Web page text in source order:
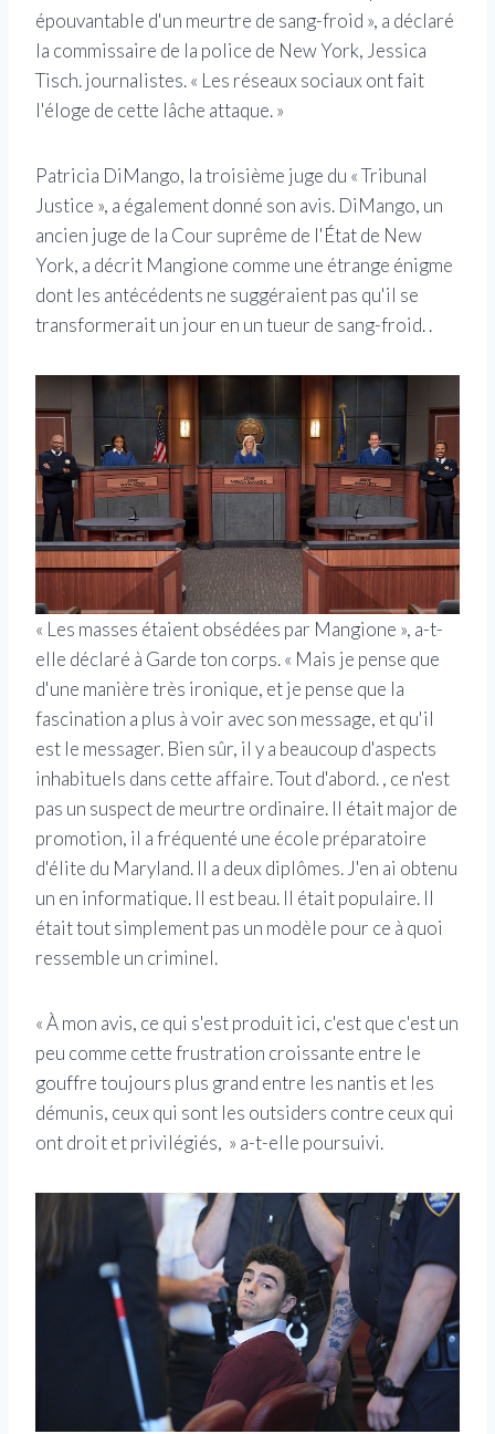
épouvantable d'un meurtre de sang-froid », a déclaré
la commissaire de la police de New York, Jessica
Tisch. journalistes. « Les réseaux sociaux ont fait
l'éloge de cette lâche attaque. »
Patricia DiMango, la troisième juge du « Tribunal
Justice », a également donné son avis. DiMango, un
ancien juge de la Cour suprême de l'État de New
York, a décrit Mangione comme une étrange énigme
dont les antécédents ne suggéraient pas qu'il se
transformerait un jour en un tueur de sang-froid. .
« Les masses étaient obsédées par Mangione », a-t-
elle déclaré à Garde ton corps. « Mais je pense que
d'une manière très ironique, et je pense que la
fascination a plus à voir avec son message, et qu'il
est le messager. Bien sûr, il y a beaucoup d'aspects
inhabituels dans cette affaire. Tout d'abord. , ce n'est
pas un suspect de meurtre ordinaire. Il était major de
promotion, il a fréquenté une école préparatoire
d'élite du Maryland. Il a deux diplômes. J'en ai obtenu
un en informatique. Il est beau. Il était populaire. Il
était tout simplement pas un modèle pour ce à quoi
ressemble un criminel.
« À mon avis, ce qui s'est produit ici, c'est que c'est un
peu comme cette frustration croissante entre le
gouffre toujours plus grand entre les nantis et les
démunis, ceux qui sont les outsiders contre ceux qui
ont droit et privilégiés, » a-t-elle poursuivi.